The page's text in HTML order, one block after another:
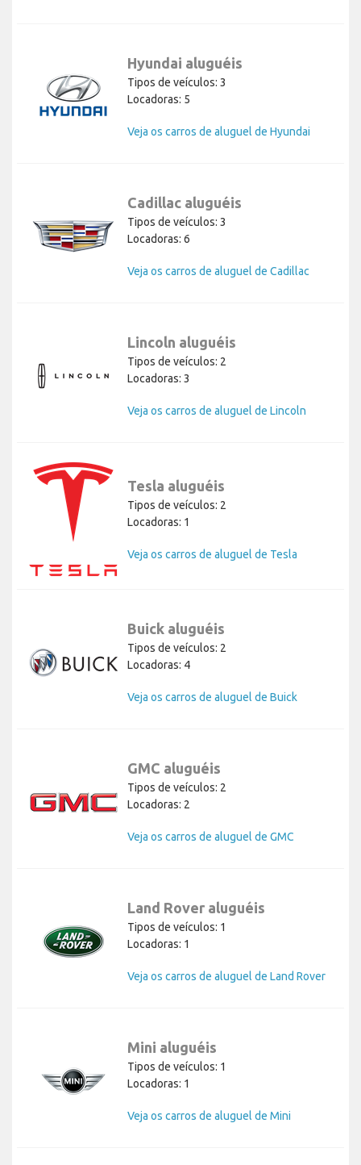
Hyundai aluguéis
Tipos de veículos: 3
Locadoras: 5
Veja os carros de aluguel de Hyundai
Cadillac aluguéis
Tipos de veículos: 3
Locadoras: 6
Veja os carros de aluguel de Cadillac
Lincoln aluguéis
Tipos de veículos: 2
Locadoras: 3
Veja os carros de aluguel de Lincoln
Tesla aluguéis
Tipos de veículos: 2
Locadoras: 1
Veja os carros de aluguel de Tesla
Buick aluguéis
Tipos de veículos: 2
Locadoras: 4
Veja os carros de aluguel de Buick
GMC aluguéis
Tipos de veículos: 2
Locadoras: 2
Veja os carros de aluguel de GMC
Land Rover aluguéis
Tipos de veículos: 1
Locadoras: 1
Veja os carros de aluguel de Land Rover
Mini aluguéis
Tipos de veículos: 1
Locadoras: 1
Veja os carros de aluguel de Mini